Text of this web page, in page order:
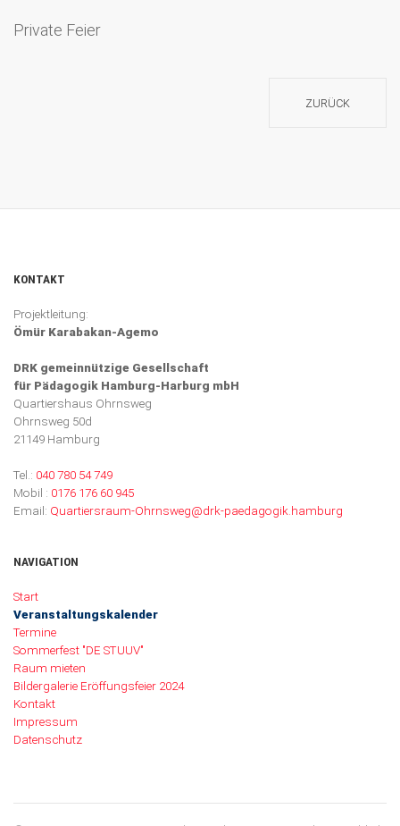
Private Feier
ZURÜCK
KONTAKT
Projektleitung:
Ömür Karabakan-Agemo
DRK gemeinnützige Gesellschaft
für Pädagogik Hamburg-Harburg mbH
Quartiershaus Ohrnsweg
Ohrnsweg 50d
21149 Hamburg
Tel.: 040 780 54 749
Mobil : 0176 176 60 945
Email: Quartiersraum-Ohrnsweg@drk-paedagogik.hamburg
NAVIGATION
Navigation überspringen
Start
Veranstaltungskalender
Termine
Sommerfest "DE STUUV"
Raum mieten
Bildergalerie Eröffungsfeier 2024
Kontakt
Impressum
Datenschutz